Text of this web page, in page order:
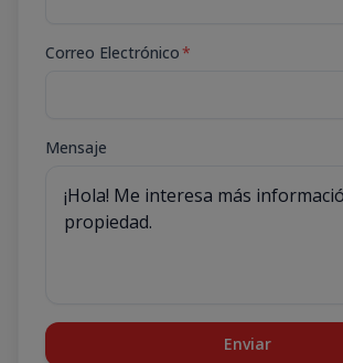
Correo Electrónico*
Mensaje
Enviar